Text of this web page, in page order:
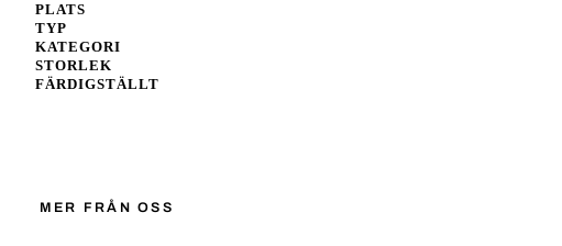
PLATS
TYP
KATEGORI
STORLEK
FÄRDIGSTÄLLT
MER FRÅN OSS